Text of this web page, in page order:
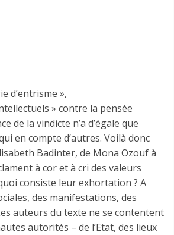
d’entrisme »,
» contre la pensée
de la vindicte n’a d’égale que
en compte d’autres. Voilà donc
Badinter, de Mona Ozouf à
à cor et à cri des valeurs
consiste leur exhortation ? A
des manifestations, des
auteurs du texte ne se contentent
autorités – de l’Etat, des lieux